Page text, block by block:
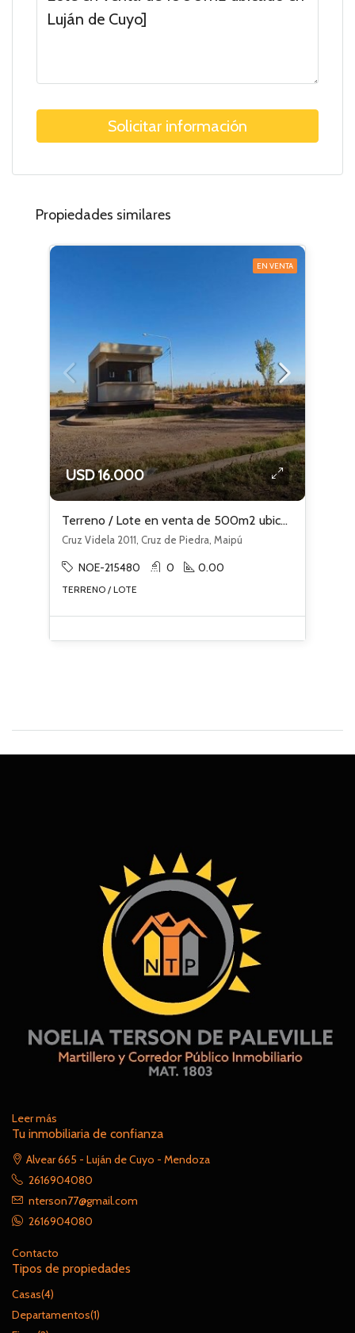
Solicitar información
Propiedades similares
EN VENTA
USD 16.000
Terreno / Lote en venta de 500m2 ubicado en Cruz de Piedra
Cruz Videla 2011, Cruz de Piedra, Maipú
NOE-215480 0 0.00
TERRENO / LOTE
Leer más
Tu inmobiliaria de confianza
Alvear 665 - Luján de Cuyo - Mendoza
2616904080
nterson77@gmail.com
2616904080
Contacto
Tipos de propiedades
Casas(4)
Departamentos(1)